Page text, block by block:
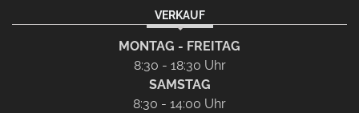
VERKAUF
MONTAG - FREITAG
8:30 - 18:30 Uhr
SAMSTAG
8:30 - 14:00 Uhr